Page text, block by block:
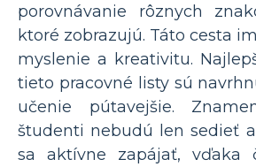
porovnávanie rôznych
ktoré zobrazujú. Táto cesta
myslenie a kreativitu.
tieto pracovné listy sú
učenie pútavejšie.
študenti nebudú len sedieť
sa aktívne zapájať, vďaka